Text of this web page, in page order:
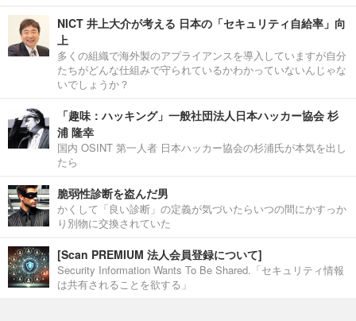
NICT 井上大介が考える 日本の「セキュリティ自給率」向
上
多くの組織で海外製のアプライアンスを導入していますが自分
たちがどんな仕組みで守られているかわかっていないんじゃな
いでしょうか？
「趣味：ハッキング」一般社団法人日本ハッカー協会 杉
浦 隆幸
国内 OSINT 第一人者 日本ハッカー協会の杉浦氏が本気を出し
たら
脆弱性診断を盗んだ男
かくして「良い診断」の定義が気づいたらいつの間にかすっか
り別物に交換されていた
[Scan PREMIUM 法人会員登録について]
Security Information Wants To Be Shared.「セキュリティ情報
は共有されることを欲する」